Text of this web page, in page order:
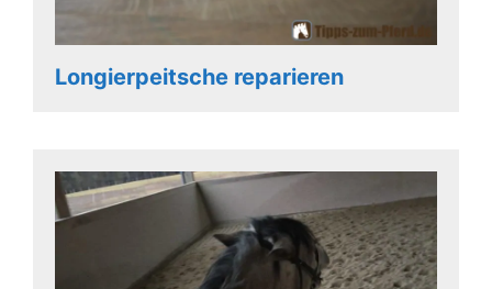
Longierpeitsche reparieren